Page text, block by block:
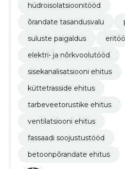
hüdroisolatsioonitööd
õrandate tasandusvalu
suluste paigaldus
elektri- ja nõrkvoolutööd
sisekanalisatsiooni ehitus
küttetrasside ehitus
tarbeveetorustike ehitus
ventilatsiooni ehitus
fassaadi soojustustööd
betoonpõrandate ehitus